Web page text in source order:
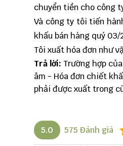
chuyển tiền cho công
Và công ty tôi tiến
khấu bán hàng quý 03/
Tôi xuất hóa đơn như
Trả lời: Trường hợp
âm - Hóa đơn chiết
phải được xuất trong
5.0 575 Đánh giá